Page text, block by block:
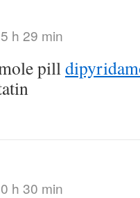
h 29 min
pill
h 30 min